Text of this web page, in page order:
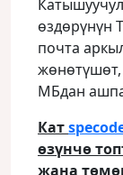
өздөрүнүн
почта
МБдан
Кат
өзүнчө
жана